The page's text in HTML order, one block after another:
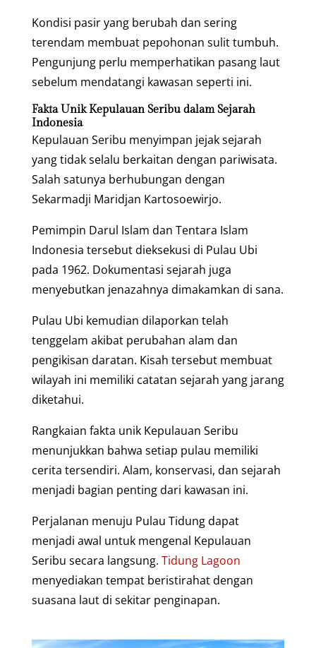
Kondisi pasir yang berubah dan sering
terendam membuat pepohonan sulit tumbuh.
Pengunjung perlu memperhatikan pasang laut
sebelum mendatangi kawasan seperti ini.
Fakta Unik Kepulauan Seribu dalam Sejarah
Indonesia
Kepulauan Seribu menyimpan jejak sejarah
yang tidak selalu berkaitan dengan pariwisata.
Salah satunya berhubungan dengan
Sekarmadji Maridjan Kartosoewirjo.
Pemimpin Darul Islam dan Tentara Islam
Indonesia tersebut dieksekusi di Pulau Ubi
pada 1962. Dokumentasi sejarah juga
menyebutkan jenazahnya dimakamkan di sana.
Pulau Ubi kemudian dilaporkan telah
tenggelam akibat perubahan alam dan
pengikisan daratan. Kisah tersebut membuat
wilayah ini memiliki catatan sejarah yang jarang
diketahui.
Rangkaian fakta unik Kepulauan Seribu
menunjukkan bahwa setiap pulau memiliki
cerita tersendiri. Alam, konservasi, dan sejarah
menjadi bagian penting dari kawasan ini.
Perjalanan menuju Pulau Tidung dapat
menjadi awal untuk mengenal Kepulauan
Seribu secara langsung. Tidung Lagoon
menyediakan tempat beristirahat dengan
suasana laut di sekitar penginapan.